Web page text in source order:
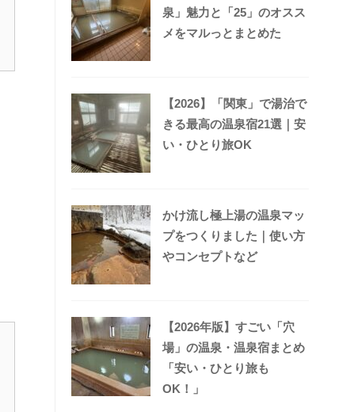
泉」魅力と「25」のオスス
メをマルっとまとめた
【2026】「関東」で湯治で
きる最高の温泉宿21選｜安
い・ひとり旅OK
かけ流し極上湯の温泉マッ
プをつくりました｜使い方
やコンセプトなど
【2026年版】すごい「穴
場」の温泉・温泉宿まとめ
「安い・ひとり旅も
OK！」